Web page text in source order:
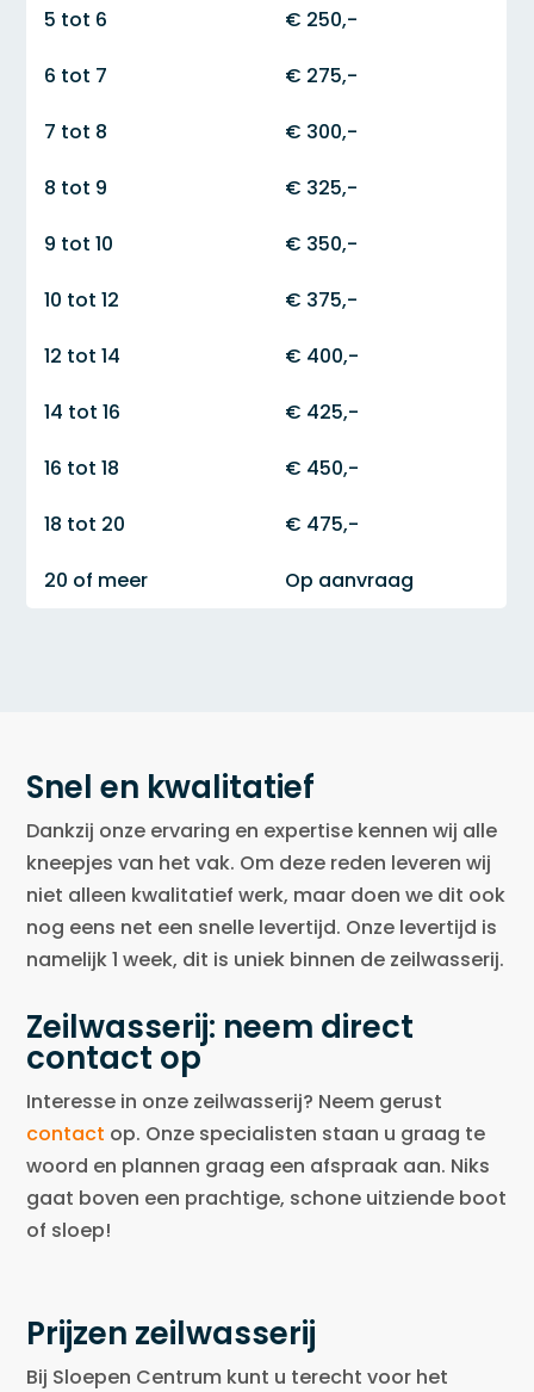
5 tot 6 € 250,-
6 tot 7 € 275,-
7 tot 8 € 300,-
8 tot 9 € 325,-
9 tot 10 € 350,-
10 tot 12 € 375,-
12 tot 14 € 400,-
14 tot 16 € 425,-
16 tot 18 € 450,-
18 tot 20 € 475,-
20 of meer Op aanvraag
Snel en kwalitatief
Dankzij onze ervaring en expertise kennen wij alle
kneepjes van het vak. Om deze reden leveren wij
niet alleen kwalitatief werk, maar doen we dit ook
nog eens net een snelle levertijd. Onze levertijd is
namelijk 1 week, dit is uniek binnen de zeilwasserij.
Zeilwasserij: neem direct
contact op
Interesse in onze zeilwasserij? Neem gerust
contact op. Onze specialisten staan u graag te
woord en plannen graag een afspraak aan. Niks
gaat boven een prachtige, schone uitziende boot
of sloep!
Prijzen zeilwasserij
Bij Sloepen Centrum kunt u terecht voor het